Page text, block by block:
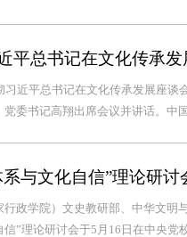
平总书记在文化传承
习近平总书记在文化传承发展座谈
党委书记高翔出席会议并讲话。中
系与文化自信”理论研
行政学院）文史教研部、中华文明
”理论研讨会于5月16日在中央党